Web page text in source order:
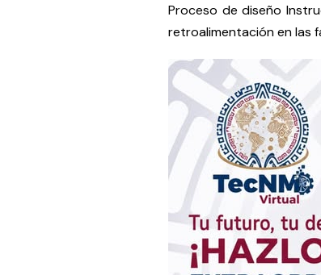
Proceso de diseño
retroalimentación en las